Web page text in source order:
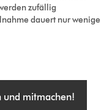
zufällig
dauert nur wenige
mitmachen!